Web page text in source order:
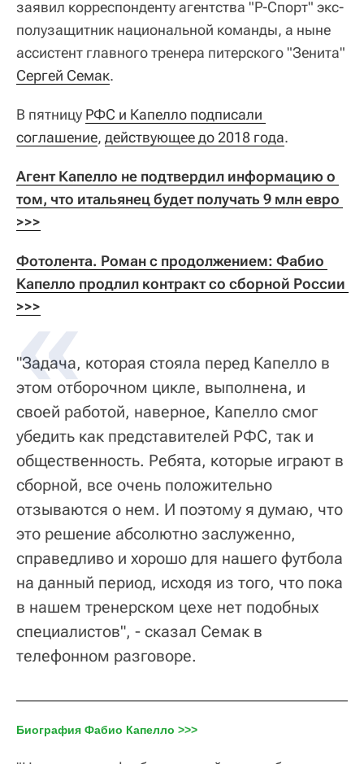
заявил корреспонденту агентства "Р-Спорт" экс-
полузащитник национальной команды, а ныне
ассистент главного тренера питерского "Зенита"
Сергей Семак.
В пятницу РФС и Капелло подписали
соглашение, действующее до 2018 года.
Агент Капелло не подтвердил информацию о
том, что итальянец будет получать 9 млн евро
>>>
Фотолента. Роман с продолжением: Фабио
Капелло продлил контракт со сборной России
>>>
"Задача, которая стояла перед Капелло в
этом отборочном цикле, выполнена, и
своей работой, наверное, Капелло смог
убедить как представителей РФС, так и
общественность. Ребята, которые играют в
сборной, все очень положительно
отзываются о нем. И поэтому я думаю, что
это решение абсолютно заслуженно,
справедливо и хорошо для нашего футбола
на данный период, исходя из того, что пока
в нашем тренерском цехе нет подобных
специалистов", - сказал Семак в
телефонном разговоре.
Биография Фабио Капелло >>>